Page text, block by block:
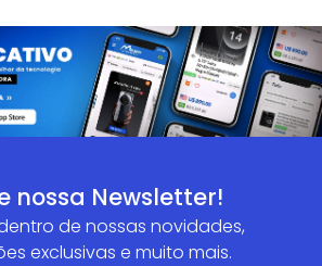
nossa Newsletter!
de nossas novidades,
exclusivas e muito mais.